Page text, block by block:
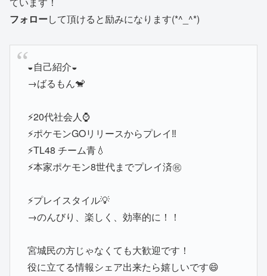
フォローして頂けると励みになります(*^_^*)
◒自己紹介◒
→ばるもん🐒
⚡️20代社会人⌚️
⚡️ポケモンGOリリースからプレイ‼️
⚡️TL48 チーム青💧
⚡️本家ポケモン8世代までプレイ済㊗️
⚡️プレイスタイル💡
→のんびり、楽しく、効率的に！！
宮城民の方じゃなくても大歓迎です！
役に立てる情報シェア出来たら嬉しいです😄